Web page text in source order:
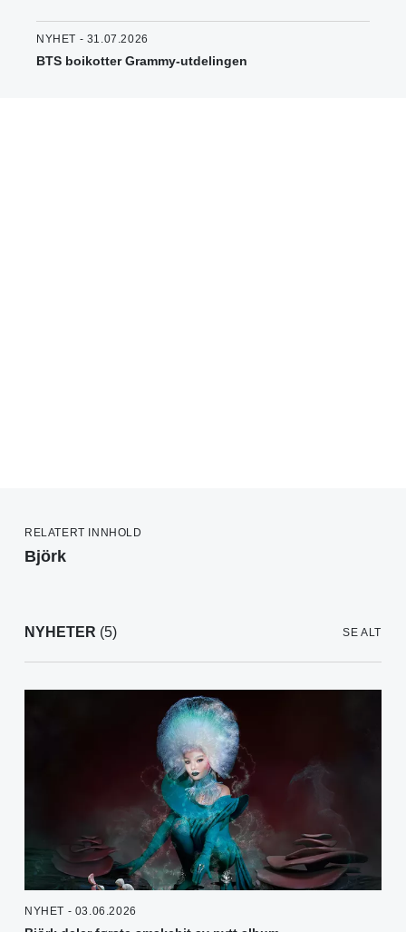
NYHET - 31.07.2026
BTS boikotter Grammy-utdelingen
RELATERT INNHOLD
Björk
NYHETER (5) SE ALT
NYHET - 03.06.2026